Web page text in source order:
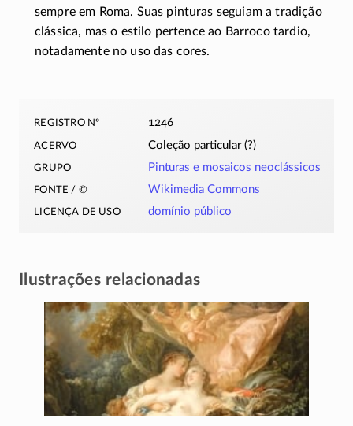
sempre em Roma. Suas pinturas seguiam a tradição
clássica, mas o estilo pertence ao Barroco tardio,
notadamente no uso das cores.
registro nº 1246
acervo Coleção particular (?)
grupo Pinturas e mosaicos neoclássicos
fonte / © Wikimedia Commons
licença de uso domínio público
Ilustrações relacionadas